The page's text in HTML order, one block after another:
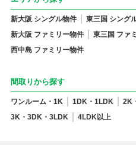
新大阪 シングル物件 東三国 シング
新大阪 ファミリー物件
東三国 ファ
西中島 ファミリー物件
間取りから探す
ワンルーム・1K 1DK・1LDK
2K
3K・3DK・3LDK
4LDK以上